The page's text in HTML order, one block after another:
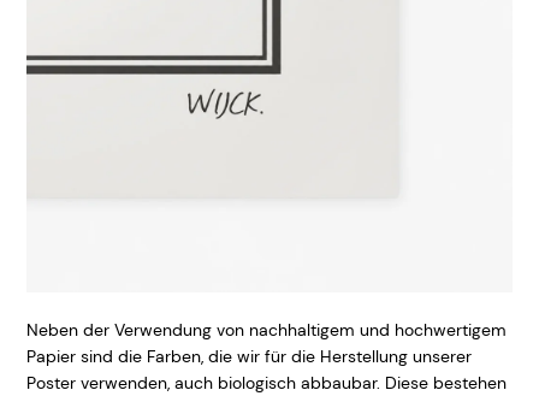
Neben der Verwendung von nachhaltigem und hochwertigem
Papier sind die Farben, die wir für die Herstellung unserer
Poster verwenden, auch biologisch abbaubar. Diese bestehen